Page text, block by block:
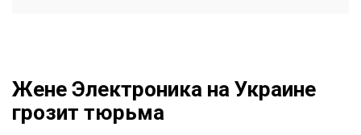
Жене Электроника на Украине
грозит тюрьма